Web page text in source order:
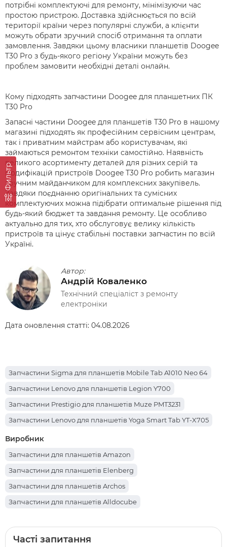
Фильтр
потрібні комплектуючі для ремонту, мінімізуючи час
простою пристрою. Доставка здійснюється по всій
території країни через популярні служби, а клієнти
можуть обрати зручний спосіб отримання та оплати
замовлення. Завдяки цьому власники планшетів Doogee
T30 Pro з будь-якого регіону України можуть без
проблем замовити необхідні деталі онлайн.
Кому підходять запчастини Doogee для планшетних ПК
T30 Pro
Запасні частини Doogee для планшетів T30 Pro в нашому
магазині підходять як професійним сервісним центрам,
так і приватним майстрам або користувачам, які
займаються ремонтом техніки самостійно. Наявність
великого асортименту деталей для різних серій та
модифікацій пристроїв Doogee T30 Pro робить магазин
зручним майданчиком для комплексних закупівель.
Завдяки поєднанню оригінальних та сумісних
комплектуючих можна підібрати оптимальне рішення під
будь-який бюджет та завдання ремонту. Це особливо
актуально для тих, хто обслуговує велику кількість
пристроїв та цінує стабільні поставки запчастин по всій
Україні.
Автор:
Андрій Коваленко
Технічний спеціаліст з ремонту
електроніки
Дата оновлення статті: 04.08.2026
Запчастини Sigma для планшетів Mobile Tab A1010 Neo 64
Запчастини Lenovo для планшетів Legion Y700
Запчастини Prestigio для планшетів Muze PMT3231
Запчастини Lenovo для планшетів Yoga Smart Tab YT-X705
Запчастини Apple для планшетів iPad Pro 12.9 (2017)
Запчастини Teclast для планшетів P85T
Запчастини Oscal для планшетів Pad 70
Запчастини Nomi для планшетів C101014 Ultra4
Запчастини Teclast для планшетів X98 Air III
Запчастини Huawei для планшетів MediaPad M5 Lite 10
Виробник
Запчастини для планшетів Amazon
Запчастини для планшетів Elenberg
Запчастини для планшетів Archos
Запчастини для планшетів Alldocube
Запчастини для планшетів Партномера
Часті запитання